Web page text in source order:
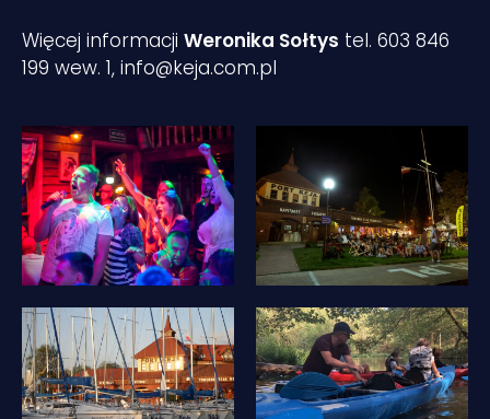
Więcej informacji Weronika Sołtys tel. 603 846
199 wew. 1, info@keja.com.pl